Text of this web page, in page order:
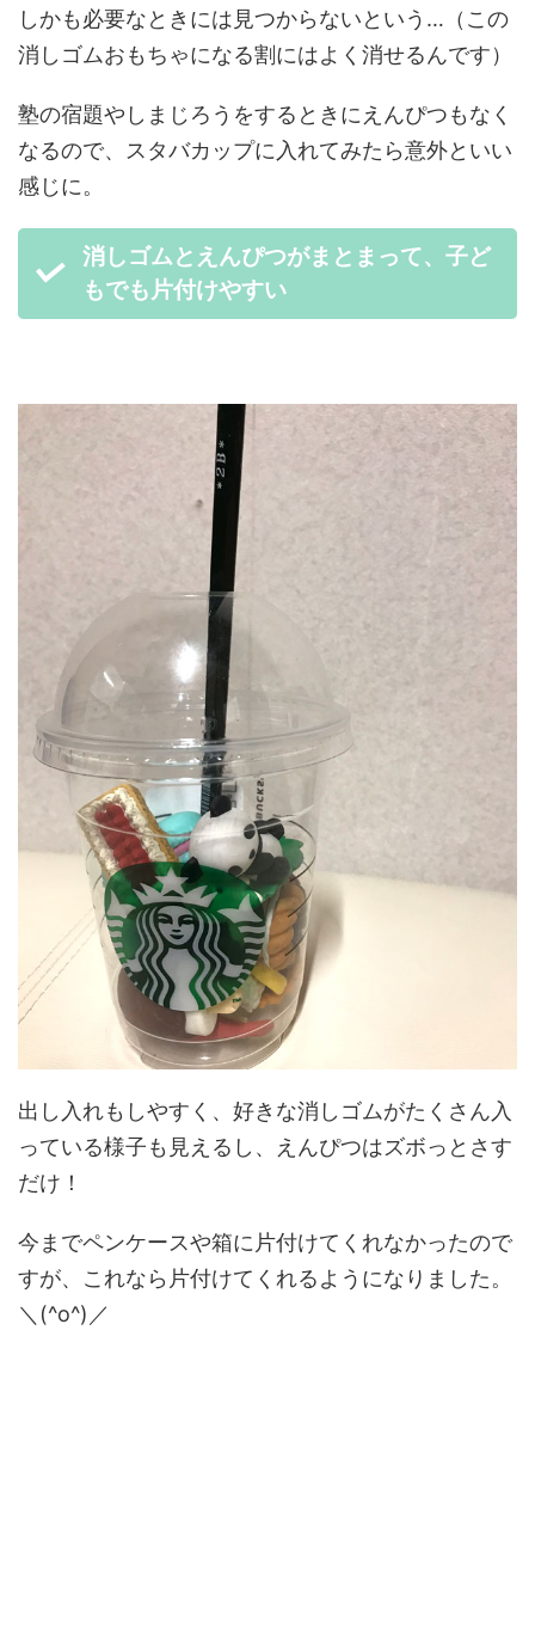
しかも必要なときには見つからないという…（この
消しゴムおもちゃになる割にはよく消せるんです）
塾の宿題やしまじろうをするときにえんぴつもなく
なるので、スタバカップに入れてみたら意外といい
感じに。
消しゴムとえんぴつがまとまって、子ど
もでも片付けやすい
出し入れもしやすく、好きな消しゴムがたくさん入
っている様子も見えるし、えんぴつはズボっとさす
だけ！
今までペンケースや箱に片付けてくれなかったので
すが、これなら片付けてくれるようになりました。
＼(^o^)／